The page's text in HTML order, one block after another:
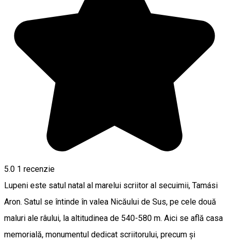
5.0 1 recenzie
Lupeni este satul natal al marelui scriitor al secuimii, Tamási
Aron. Satul se întinde în valea Nicăului de Sus, pe cele două
maluri ale râului, la altitudinea de 540-580 m. Aici se află casa
memorială, monumentul dedicat scriitorului, precum și